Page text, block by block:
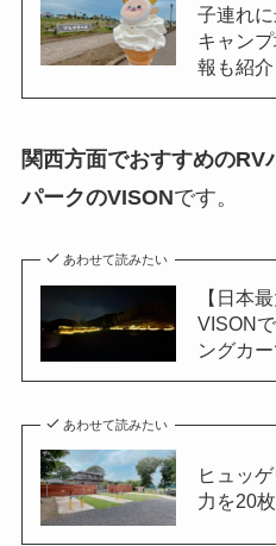
子連れ
キャン
報も紹介
関西方面でおすすめの
パークのVISONです。
あわせて読みたい
【日本
VISON
ングカ
あわせて読みたい
ヒュッ
力を20